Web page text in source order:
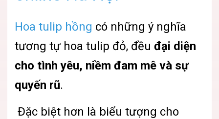
Hoa tulip hồng có những ý nghĩa
tương tự hoa tulip đỏ, đều đại diện
cho tình yêu, niềm đam mê và sự
quyến rũ.
Đặc biệt hơn là biểu tượng cho